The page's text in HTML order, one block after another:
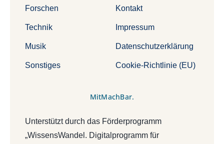
Forschen
Technik
Musik
Sonstiges
Kontakt
Impressum
Datenschutzerklärung
Cookie-Richtlinie (EU)
MitMachBar.
Unterstützt durch das Förderprogramm
„WissensWandel. Digitalprogramm für